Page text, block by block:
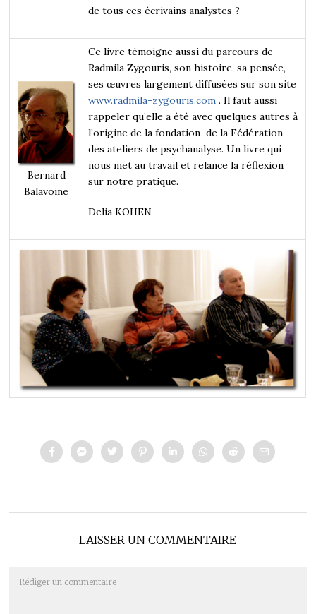
de tous ces écrivains analystes ?
Bernard
Balavoine
Ce livre témoigne aussi du parcours de
Radmila Zygouris, son histoire, sa pensée,
ses œuvres largement diffusées sur son site
www.radmila-zygouris.com . Il faut aussi
rappeler qu’elle a été avec quelques autres à
l’origine de la fondation de la Fédération
des ateliers de psychanalyse. Un livre qui
nous met au travail et relance la réflexion
sur notre pratique.
Delia KOHEN
LAISSER UN COMMENTAIRE